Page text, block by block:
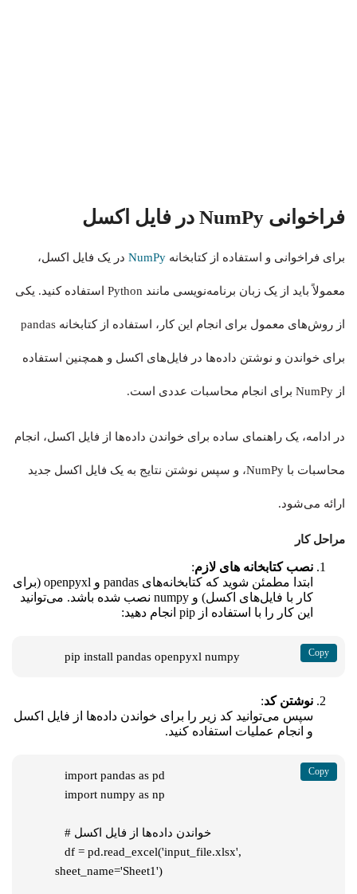
فراخوانی NumPy در فایل اکسل
برای فراخوانی و استفاده از کتابخانه NumPy در یک فایل اکسل،
معمولاً باید از یک زبان برنامه‌نویسی مانند Python استفاده کنید. یکی
از روش‌های معمول برای انجام این کار، استفاده از کتابخانه pandas
برای خواندن و نوشتن داده‌ها در فایل‌های اکسل و همچنین استفاده
از NumPy برای انجام محاسبات عددی است.
در ادامه، یک راهنمای ساده برای خواندن داده‌ها از فایل اکسل، انجام
محاسبات با NumPy، و سپس نوشتن نتایج به یک فایل اکسل جدید
ارائه می‌شود.
مراحل کار
نصب کتابخانه های لازم:
ابتدا مطمئن شوید که کتابخانه‌های pandas و openpyxl (برای
کار با فایل‌های اکسل) و numpy نصب شده باشد. می‌توانید
این کار را با استفاده از pip انجام دهید:
   pip install pandas openpyxl numpy
نوشتن کد:
سپس می‌توانید کد زیر را برای خواندن داده‌ها از فایل اکسل
و انجام عملیات استفاده کنید.
sheet_name='Sheet1')